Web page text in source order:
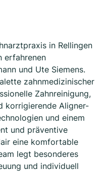
in Rellingen
erfahrenen
und Ute Siemens.
zahnmedizinischer
Zahnreinigung,
korrigierende Aligner-
und einem
und präventive
eine komfortable
legt besonderes
und individuell